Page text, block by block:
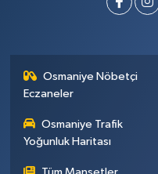
Osmaniye Nöbetçi
Eczaneler
Osmaniye Trafik
Yoğunluk Haritası